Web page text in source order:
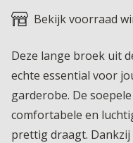
Bekijk voorraad
Deze lange broek uit
echte essential voor
garderobe. De
comfortabele en
prettig draagt.